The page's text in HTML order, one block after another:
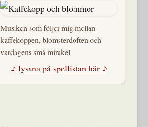
Musiken som följer mig mellan
kaffekoppen, blomsterdoften och
vardagens små mirakel
♪ lyssna på spellistan här ♪